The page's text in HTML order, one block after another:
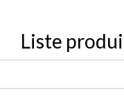
Liste